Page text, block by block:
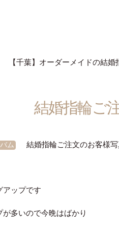
【千葉】オーダーメイドの結
結婚指輪ご
ム 結婚指輪ご注文のお客様
アップです
多いので今晩はばかり